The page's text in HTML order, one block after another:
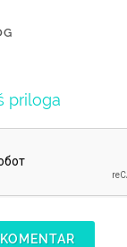
priloga